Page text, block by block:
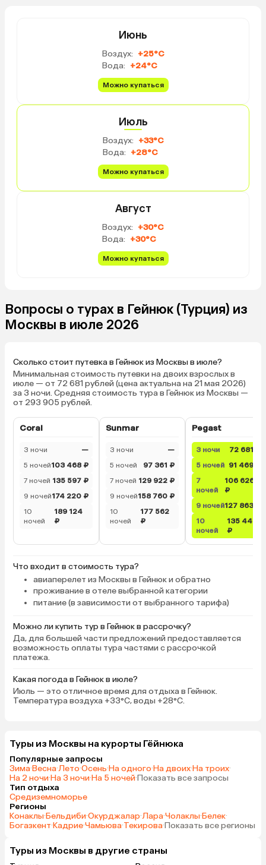
Июнь
Воздух: +25°C
Вода: +24°C
Можно купаться
Июль
Воздух: +33°C
Вода: +28°C
Можно купаться
Август
Воздух: +30°C
Вода: +30°C
Можно купаться
Вопросы о турах в Гейнюк (Турция) из
Москвы в июле 2026
Сколько стоит путевка в Гейнюк из Москвы в июле?
Минимальная стоимость путевки на двоих взрослых в
июле — от 72 681 рублей (цена актуальна на 21 мая 2026)
за 3 ночи. Средняя стоимость тура в Гейнюк из Москвы —
от 293 905 рублей.
Coral
3 ночи
—
5 ночей103 468 ₽
7 ночей 135 597 ₽
9 ночей174 220 ₽
10
ночей
189 124
₽
Sunmar
3 ночи
—
5 ночей
97 361 ₽
7 ночей 129 922 ₽
9 ночей158 760 ₽
10
ночей
177 562
₽
Pegast
3 ночи
72 681 ₽
5 ночей 91 469 ₽
7
ночей
106 626
₽
9 ночей127 863 ₽
10
ночей
135 441
₽
Что входит в стоимость тура?
авиаперелет из Москвы в Гейнюк и обратно
проживание в отеле выбранной категории
питание (в зависимости от выбранного тарифа)
Можно ли купить тур в Гейнюк в рассрочку?
Да, для большей части предложений предоставляется
возможность оплаты тура частями с рассрочкой
платежа.
Какая погода в Гейнюк в июле?
Июль — это отличное время для отдыха в Гейнюк.
Температура воздуха +33°C, воды +28°C.
Туры из Москвы на курорты Гёйнюка
Популярные запросы
Зима·Весна·Лето·Осень·На одного·На двоих·На троих·
На 2 ночи·На 3 ночи·На 5 ночей·Показать все запросы
Тип отдыха
Средиземноморье
Регионы
Конаклы·Бельдиби·Окурджалар·Лара·Чолаклы·Белек·
Богазкент·Кадрие·Чамьюва·Текирова·Показать все регионы
Туры из Москвы в другие страны